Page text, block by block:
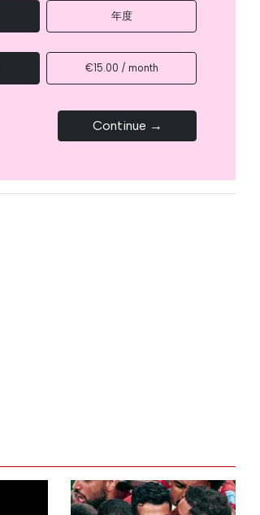
年度
€15.00 / month
Continue →